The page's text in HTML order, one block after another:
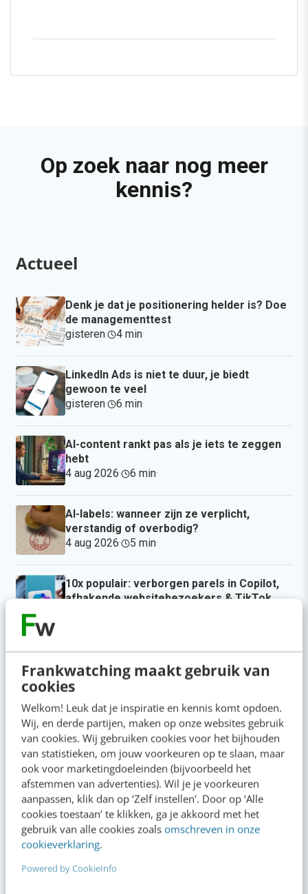
Frankwatching maakt gebruik van
cookies
Welkom! Leuk dat je inspiratie en kennis komt opdoen.
Wij, en derde partijen, maken op onze websites gebruik
van cookies. Wij gebruiken cookies voor het bijhouden
van statistieken, om jouw voorkeuren op te slaan, maar
ook voor marketingdoeleinden (bijvoorbeeld het
afstemmen van advertenties). Wil je je voorkeuren
aanpassen, klik dan op ‘Zelf instellen’. Door op ‘Alle
cookies toestaan’ te klikken, ga je akkoord met het
gebruik van alle cookies zoals omschreven in onze
cookieverklaring.
Powered by CookieInfo
Op zoek naar nog meer
kennis?
Actueel
Denk je dat je positionering helder is? Doe
de managementtest
gisteren· 4 min·
LinkedIn Ads is niet te duur, je biedt
gewoon te veel
gisteren· 6 min·
AI-content rankt pas als je iets te zeggen
hebt
4 aug 2026· 6 min·
AI-labels: wanneer zijn ze verplicht,
verstandig of overbodig?
4 aug 2026· 5 min·
10x populair: verborgen parels in Copilot,
afhakende websitebezoekers & TikTok
Populair
Je ‘sterke merk’ overleeft geen kwartier met
een AI-agent
Zo ga je als marketeer aan de slag met Claude
Cowork
AI-labels: wanneer zijn ze verplicht, verstandig
of overbodig?
Is jouw content doorvertelbaar? Doe de
buurvrouwtest
YouTube Shorts